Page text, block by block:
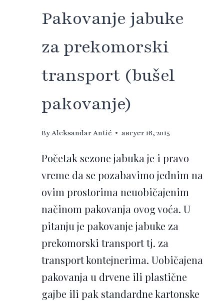
Pakovanje jabuke
za prekomorski
transport (bušel
pakovanje)
ByAleksandar Antić август 16, 2015
Početak sezone jabuka je i pravo
vreme da se pozabavimo jednim na
ovim prostorima neuobičajenim
načinom pakovanja ovog voća. U
pitanju je pakovanje jabuke za
prekomorski transport tj. za
transport kontejnerima. Uobičajena
pakovanja u drvene ili plastične
gajbe ili pak standardne kartonske